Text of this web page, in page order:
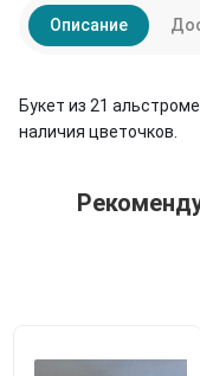
Описание
Букет из 21
наличия цветочков.